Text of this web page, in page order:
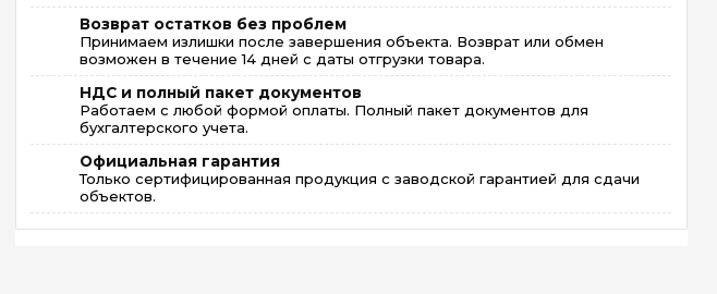
Возврат остатков без проблем
Принимаем излишки после завершения объекта. Возврат или обмен
возможен в течение 14 дней с даты отгрузки товара.
НДС и полный пакет документов
Работаем с любой формой оплаты. Полный пакет документов для
бухгалтерского учета.
Официальная гарантия
Только сертифицированная продукция с заводской гарантией для сдачи
объектов.